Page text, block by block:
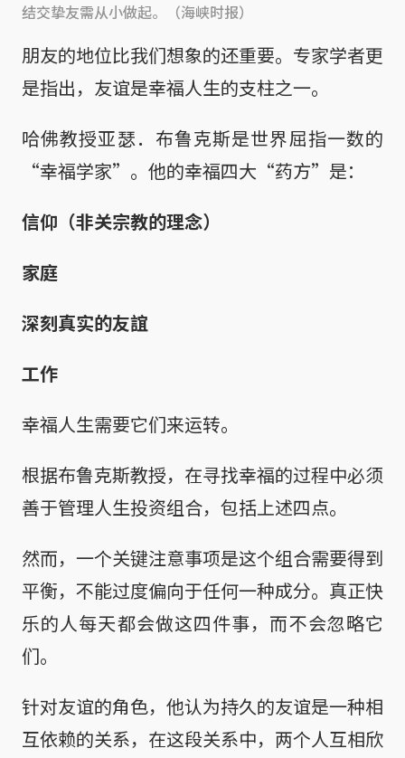
结交挚友需从小做起。（海峡时报）
朋友的地位比我们想象的还重要。专家学者更
是指出，友谊是幸福人生的支柱之一。
哈佛教授亚瑟．布鲁克斯是世界屈指一数的
“幸福学家”。他的幸福四大“药方”是：
信仰（非关宗教的理念）
家庭
深刻真实的友誼
工作
幸福人生需要它们来运转。
根据布鲁克斯教授，在寻找幸福的过程中必须
善于管理人生投资组合，包括上述四点。
然而，一个关键注意事项是这个组合需要得到
平衡，不能过度偏向于任何一种成分。真正快
乐的人每天都会做这四件事，而不会忽略它
们。
针对友谊的角色，他认为持久的友谊是一种相
互依赖的关系，在这段关系中，两个人互相欣